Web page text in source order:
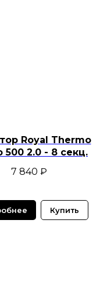
Royal Thermo
500 2.0 - 8 секц.
7 840 ₽
Купить